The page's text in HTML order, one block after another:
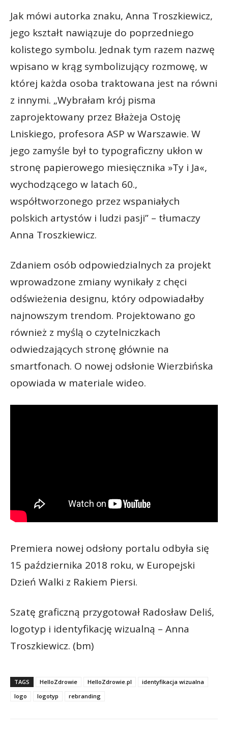
Jak mówi autorka znaku, Anna Troszkiewicz,
jego kształt nawiązuje do poprzedniego
kolistego symbolu. Jednak tym razem nazwę
wpisano w krąg symbolizujący rozmowę, w
której każda osoba traktowana jest na równi
z innymi. „Wybrałam krój pisma
zaprojektowany przez Błażeja Ostoję
Lniskiego, profesora ASP w Warszawie. W
jego zamyśle był to typograficzny ukłon w
stronę papierowego miesięcznika »Ty i Ja«,
wychodzącego w latach 60.,
współtworzonego przez wspaniałych
polskich artystów i ludzi pasji” – tłumaczy
Anna Troszkiewicz.
Zdaniem osób odpowiedzialnych za projekt
wprowadzone zmiany wynikały z chęci
odświeżenia designu, który odpowiadałby
najnowszym trendom. Projektowano go
również z myślą o czytelniczkach
odwiedzających stronę głównie na
smartfonach. O nowej odsłonie Wierzbińska
opowiada w materiale wideo.
Premiera nowej odsłony portalu odbyła się
15 października 2018 roku, w Europejski
Dzień Walki z Rakiem Piersi.
Szatę graficzną przygotował Radosław Deliś,
logotyp i identyfikację wizualną – Anna
Troszkiewicz. (bm)
TAGS HelloZdrowie HelloZdrowie.pl
identyfikacja wizualna
logo
logotyp rebranding